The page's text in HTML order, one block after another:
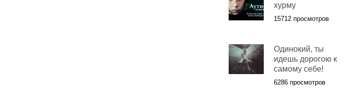
хурму
15712 просмотров
Одинокий, ты
идешь дорогою к
самому себе!
6286 просмотров